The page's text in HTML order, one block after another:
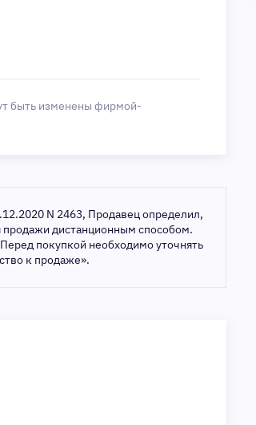
быть изменены фирмой-
N 2463, Продавец определил,
продажи дистанционным способом.
покупкой необходимо уточнять
к продаже».